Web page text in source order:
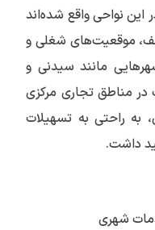
این نواحی واقع شده‌اند
موقعیت‌های شغلی و
مانند سیدنی و
در مناطق تجاری مرکزی
به راحتی به تسهیلات
داشت.
شهری